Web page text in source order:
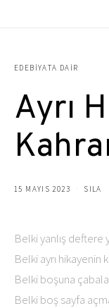
EDEBIYATA DAIR
Ayrı
15 MAYIS 2023 SILA
Belki yanlış deftere
Belki ayrı hikayenin
Belki boşuna
Belki boş sayfa